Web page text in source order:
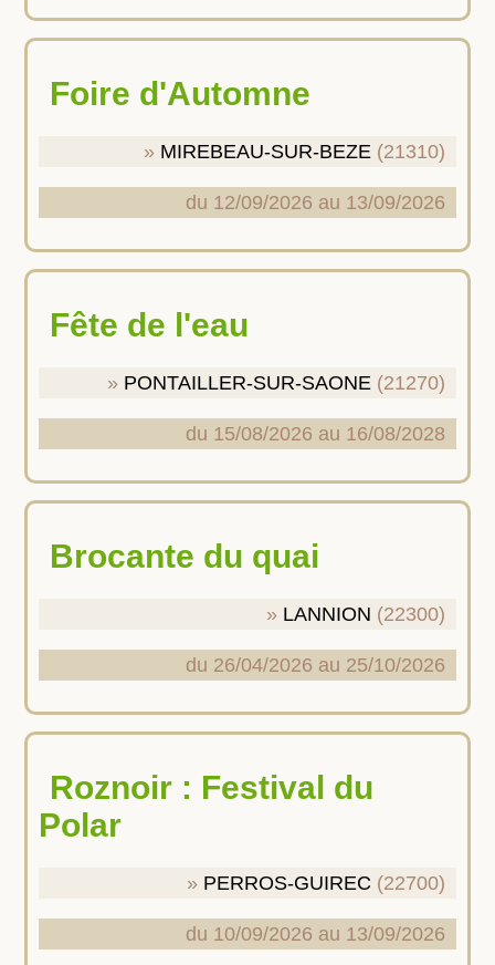
Foire d'Automne
MIREBEAU-SUR-BEZE (21310)
du 12/09/2026 au 13/09/2026
Fête de l'eau
PONTAILLER-SUR-SAONE (21270)
du 15/08/2026 au 16/08/2028
Brocante du quai
LANNION (22300)
du 26/04/2026 au 25/10/2026
Roznoir : Festival du
Polar
PERROS-GUIREC (22700)
du 10/09/2026 au 13/09/2026